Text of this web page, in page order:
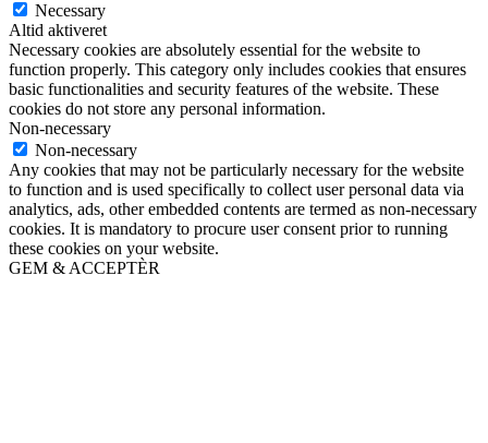
Necessary
Altid aktiveret
Necessary cookies are absolutely essential for the website to
function properly. This category only includes cookies that ensures
basic functionalities and security features of the website. These
cookies do not store any personal information.
Non-necessary
Non-necessary
Any cookies that may not be particularly necessary for the website
to function and is used specifically to collect user personal data via
analytics, ads, other embedded contents are termed as non-necessary
cookies. It is mandatory to procure user consent prior to running
these cookies on your website.
GEM & ACCEPTÈR